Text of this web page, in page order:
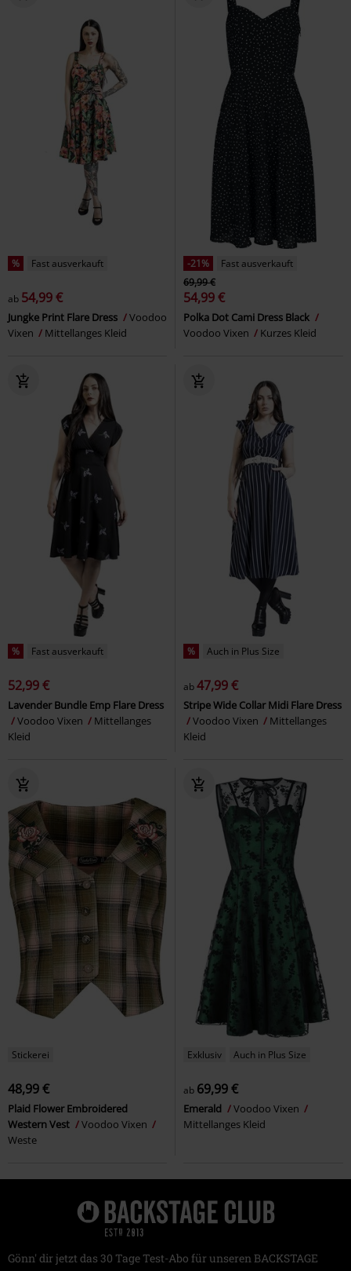
% Fast ausverkauft
ab 54,99 €
Jungke Print Flare Dress
Voodoo
Vixen
Mittellanges Kleid
-21%
Fast ausverkauft
69,99 €
54,99 €
Polka Dot Cami Dress Black
Voodoo Vixen
Kurzes Kleid
% Fast ausverkauft
52,99 €
Lavender Bundle Emp Flare Dress
Voodoo Vixen
Mittellanges
Kleid
% Auch in Plus Size
ab47,99 €
Stripe Wide Collar Midi Flare Dress
Voodoo Vixen
Mittellanges
Kleid
Stickerei
48,99 €
Plaid Flower Embroidered
Western Vest
Voodoo Vixen
Weste
Exklusiv Auch in Plus Size
ab 69,99 €
Emerald
Voodoo Vixen
Mittellanges Kleid
Gönn' dir jetzt das 30 Tage Test-Abo für unseren BACKSTAGE